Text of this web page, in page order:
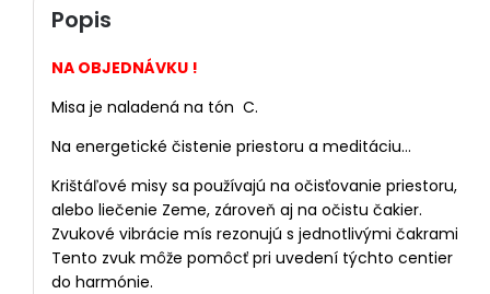
Popis
NA OBJEDNÁVKU !
Misa je naladená na tón C.
Na energetické čistenie priestoru a meditáciu…
Krištáľové misy sa používajú na očisťovanie priestoru,
alebo liečenie Zeme, zároveň aj na očistu čakier.
Zvukové vibrácie mís rezonujú s jednotlivými čakrami.
Tento zvuk môže pomôcť pri uvedení týchto centier
do harmónie.